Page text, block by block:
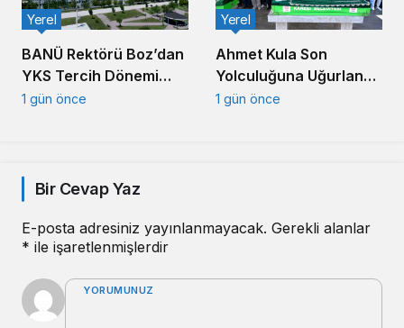
BANÜ Rektörü Boz’dan
YKS Tercih Dönemi
Mesajı
Yerel
1 gün önce
Ahmet Kula Son
Yolculuğuna Uğurlandı:
Balıkesir’in Duayen
Yerel
1 gün önce
Bir Cevap Yaz
E-posta adresiniz yayınlanmayacak. Gerekli alanlar
* ile işaretlenmişlerdir
YORUMUNUZ